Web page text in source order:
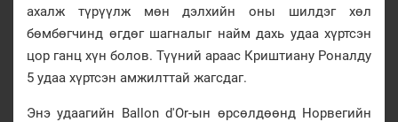
ахалж түрүүлж мөн дэлхийн оны шилдэг хөл
бөмбөгчинд өгдөг шагналыг найм дахь удаа хүртсэн
цор ганц хүн болов. Түүний араас Криштиану Роналду
5 удаа хүртсэн амжилттай жагсдаг.
Энэ удаагийн Ballon d'Or-ын өрсөлдөөнд Норвегийн